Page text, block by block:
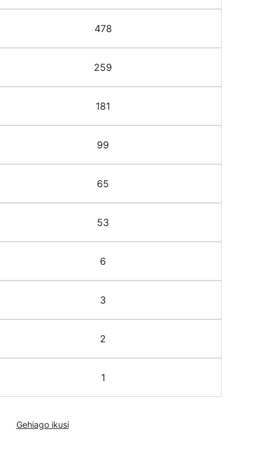
478
259
181
99
65
53
6
3
2
1
Gehiago ikusi